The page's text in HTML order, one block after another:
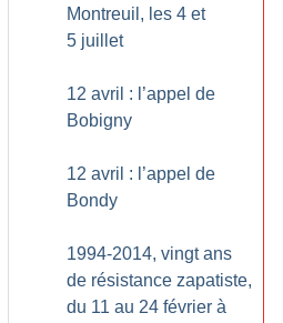
Montreuil, les 4 et
5 juillet
12 avril : l’appel de
Bobigny
12 avril : l’appel de
Bondy
1994-2014, vingt ans
de résistance zapatiste,
du 11 au 24 février à